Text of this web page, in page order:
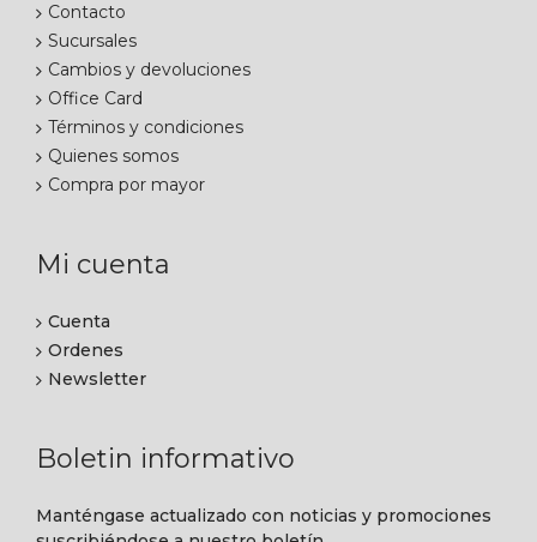
Contacto
Sucursales
Cambios y devoluciones
Office Card
Términos y condiciones
Quienes somos
Compra por mayor
Mi cuenta
Cuenta
Ordenes
Newsletter
Boletin informativo
Manténgase actualizado con noticias y promociones